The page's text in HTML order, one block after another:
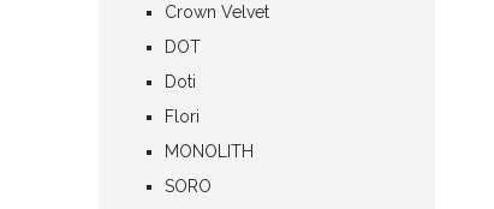
Crown Velvet
DOT
Doti
Flori
MONOLITH
SORO